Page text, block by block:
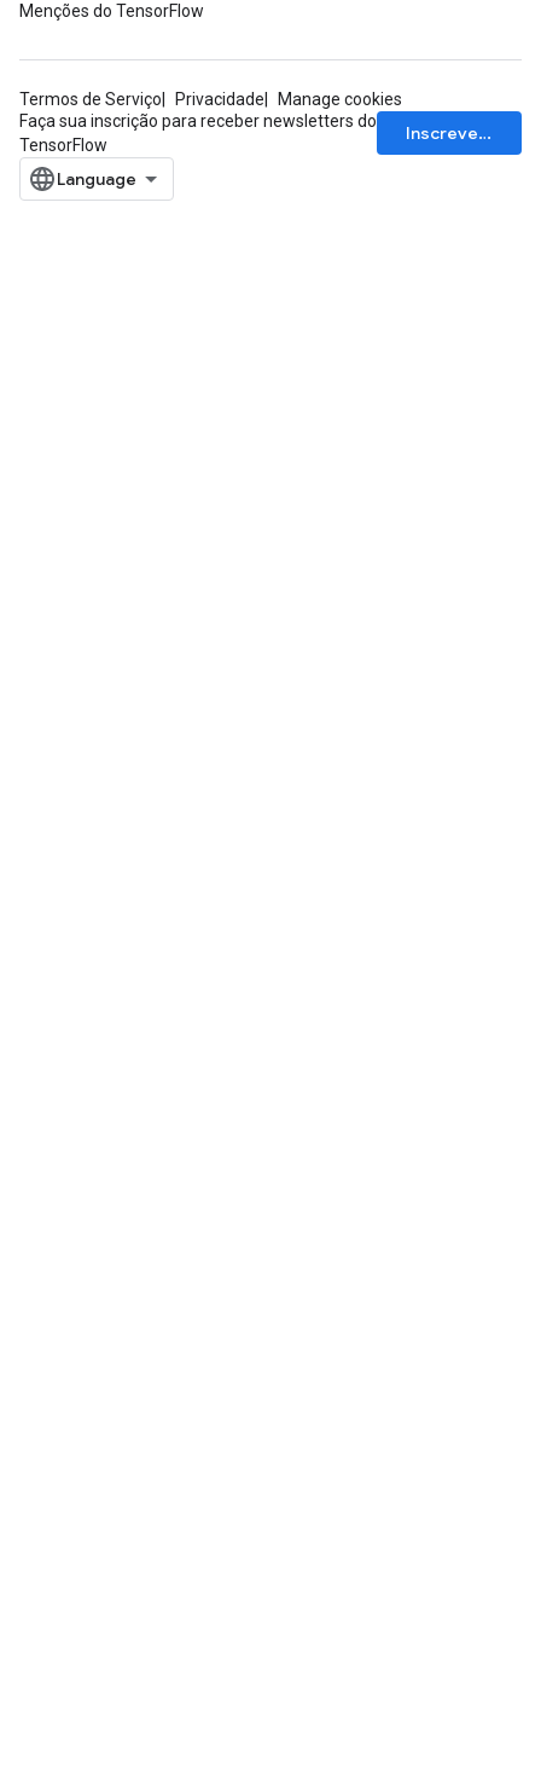
Menções do TensorFlow
Termos de Serviço Privacidade
Manage cookies
Faça sua inscrição para receber newsletters do
TensorFlow
Inscrever-se